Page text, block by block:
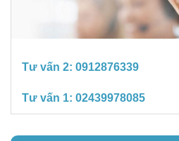
Tư vấn 2: 0912876339
Tư vấn 1: 02439978085